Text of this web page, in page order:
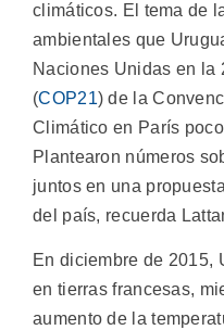
climáticos. El tema de
ambientales que
Naciones Unidas en la
(COP21) de la
Climático en París
Plantearon números
juntos en una
del país, recuerda
En diciembre de 2015,
en tierras francesas,
aumento de la